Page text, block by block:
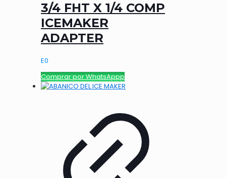
3/4 FHT X 1/4 COMP
ICEMAKER
ADAPTER
E0
Comprar por WhatsAppp